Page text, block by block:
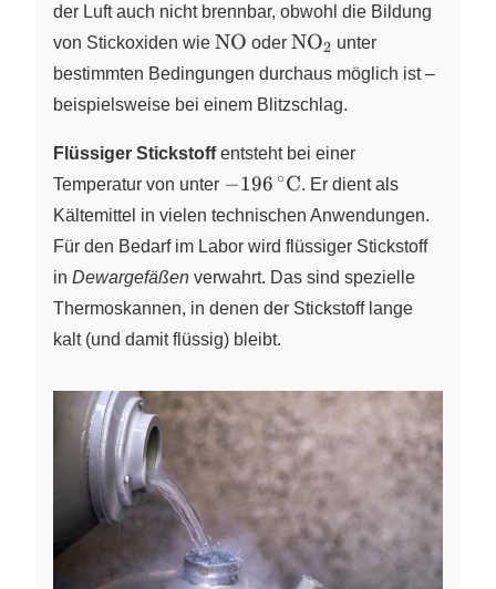
der Luft auch nicht brennbar, obwohl die Bildung
von Stickoxiden wie \text{NO}
NO oder \text{NO}_2
NO2 unter
bestimmten Bedingungen durchaus möglich ist –
beispielsweise bei einem Blitzschlag.
Flüssiger Stickstoffentsteht bei einer
Temperatur von unter {-}196\,^\circ\text{C}
−196 ∘C. Er dient als
Kältemittel in vielen technischen Anwendungen.
Für den Bedarf im Labor wird flüssiger Stickstoff
in Dewargefäßen verwahrt. Das sind spezielle
Thermoskannen, in denen der Stickstoff lange
kalt (und damit flüssig) bleibt.